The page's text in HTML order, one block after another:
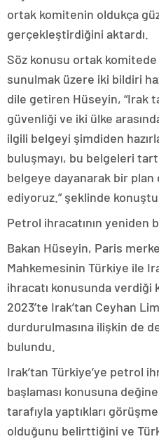
ortak komitenin oldukça
gerçekleştirdiğini aktardı.
Söz konusu ortak
sunulmak üzere iki bildiri
dile getiren Hüseyin, “Irak
güvenliği ve iki ülke
ilgili belgeyi şimdiden
buluşmayı, bu belgeleri
belgeye dayanarak bir
ediyoruz.” şeklinde konuştu.
Petrol ihracatının yeniden
Bakan Hüseyin, Paris
Mahkemesinin Türkiye ile
ihracatı konusunda verdiği
2023’te Irak’tan Ceyhan
durdurulmasına ilişkin de
bulundu.
Irak’tan Türkiye’ye petrol
başlaması konusuna
tarafıyla yaptıkları
olduğunu belirttiğini ve